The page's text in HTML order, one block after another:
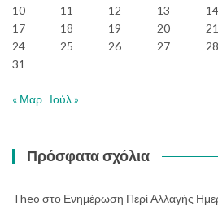
10
11 12 13 14
17
18 19 20 21
24
25 26 27 28
31
« Μαρ Ιούλ »
Πρόσφατα σχόλια
Theo στο Ενημέρωση Περί Αλλαγής